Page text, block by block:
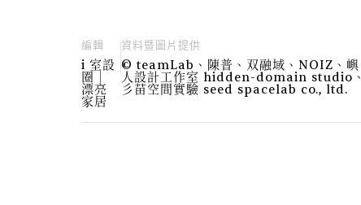
編輯
i 室設
圈│
漂亮
家居
資料暨圖片提供
© teamLab、陳普、双融域、NOIZ、嶼
人設計工作室 hidden-domain studio、
彡苗空間實驗 seed spacelab co., ltd.